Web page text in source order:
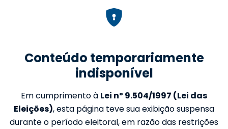
Conteúdo temporariamente
indisponível
Em cumprimento à Lei nº 9.504/1997 (Lei das
Eleições), esta página teve sua exibição suspensa
durante o período eleitoral, em razão das restrições